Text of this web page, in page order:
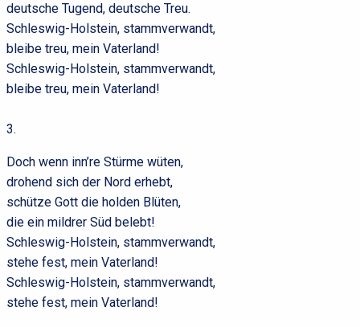
deutsche Tugend, deutsche Treu.
Schleswig-Holstein, stammverwandt,
bleibe treu, mein Vaterland!
Schleswig-Holstein, stammverwandt,
bleibe treu, mein Vaterland!
3.
Doch wenn inn’re Stürme wüten,
drohend sich der Nord erhebt,
schütze Gott die holden Blüten,
die ein mildrer Süd belebt!
Schleswig-Holstein, stammverwandt,
stehe fest, mein Vaterland!
Schleswig-Holstein, stammverwandt,
stehe fest, mein Vaterland!